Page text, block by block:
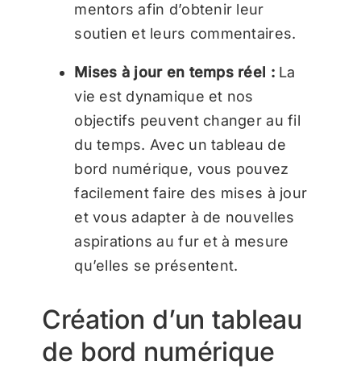
mentors afin d’obtenir leur
soutien et leurs commentaires.
Mises à jour en temps réel : La
vie est dynamique et nos
objectifs peuvent changer au fil
du temps. Avec un tableau de
bord numérique, vous pouvez
facilement faire des mises à jour
et vous adapter à de nouvelles
aspirations au fur et à mesure
qu’elles se présentent.
Création d’un tableau
de bord numérique